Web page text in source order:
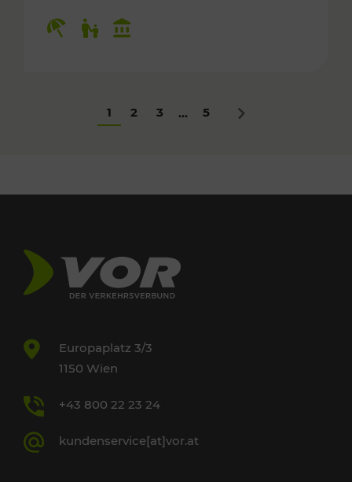
1 2 3 ... 5 Nächstes
Europaplatz 3/3
1150 Wien
+43 800 22 23 24
kundenservice[at]vor.at